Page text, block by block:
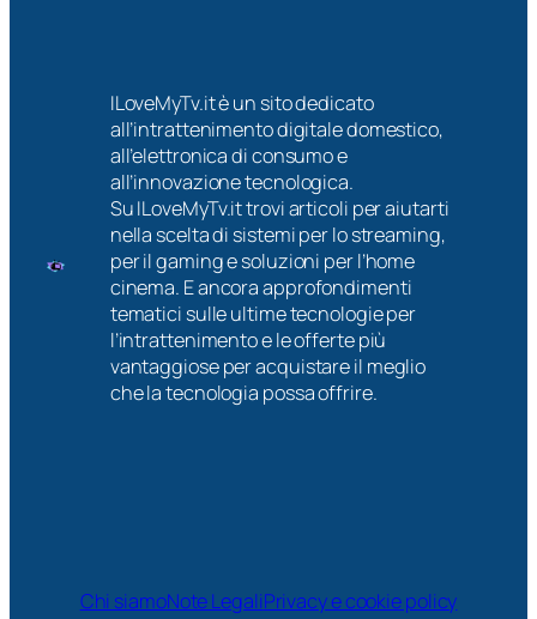
ILoveMyTv.it è un sito dedicato
all’intrattenimento digitale domestico,
all’elettronica di consumo e
all’innovazione tecnologica.
Su ILoveMyTv.it trovi articoli per aiutarti
nella scelta di sistemi per lo streaming,
per il gaming e soluzioni per l’home
cinema. E ancora approfondimenti
tematici sulle ultime tecnologie per
l’intrattenimento e le offerte più
vantaggiose per acquistare il meglio
che la tecnologia possa offrire.
Chi siamoNote LegaliPrivacy e cookie policy